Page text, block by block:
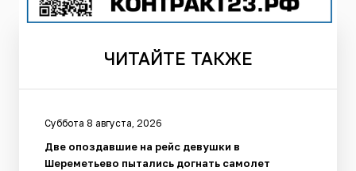
ЧИТАЙТЕ ТАКЖЕ
Суббота 8 августа, 2026
Две опоздавшие на рейс девушки в
Шереметьево пытались догнать самолет